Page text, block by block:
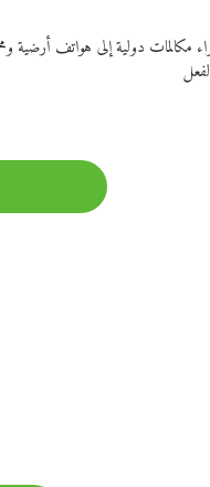
مكالمات دولية إلى هواتف